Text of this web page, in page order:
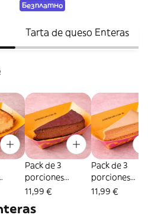
Безплатно
Tarta de queso Enteras
Pack de 3
porciones
Ferrero Rocher
11,99 €
Pack de 3
porciones
Pistacho
11,99 €